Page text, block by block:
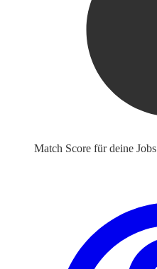
Match Score für deine Jobs